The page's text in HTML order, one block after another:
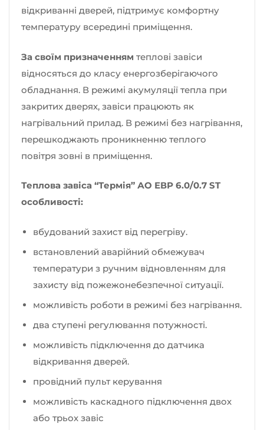
відкриванні дверей, підтримує комфортну
температуру всередині приміщення.
За своїм призначенням теплові завіси
відносяться до класу енергозберігаючого
обладнання. В режимі акумуляції тепла при
закритих дверях, завіси працюють як
нагрівальний прилад. В режимі без нагрівання,
перешкоджають проникненню теплого
повітря зовні в приміщення.
Теплова завіса “Термія” АО ЕВР 6.0/0.7 ST
особливості:
вбудований захист від перегріву.
встановлений аварійний обмежувач
температури з ручним відновленням для
захисту від пожежонебезпечної ситуації.
можливість роботи в режимі без нагрівання.
два ступені регулювання потужності.
можливість підключення до датчика
відкривання дверей.
провідний пульт керування
можливість каскадного підключення двох
або трьох завіс